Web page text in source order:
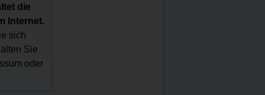
die
Internet.
sich
Sie
oder